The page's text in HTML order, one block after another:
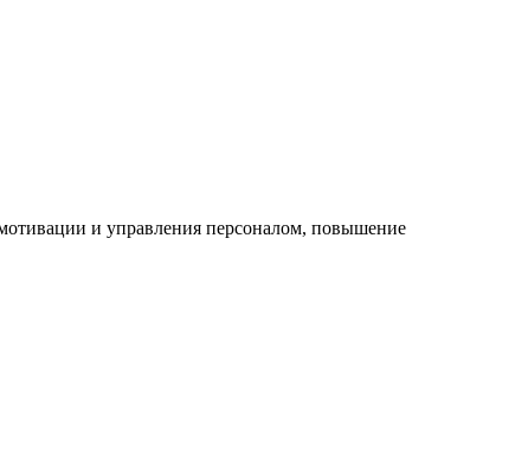
и управления персоналом, повышение